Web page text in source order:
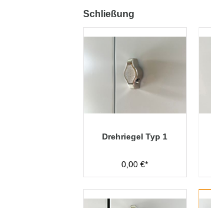
Schließung
Drehriegel Typ 1
0,00 €*